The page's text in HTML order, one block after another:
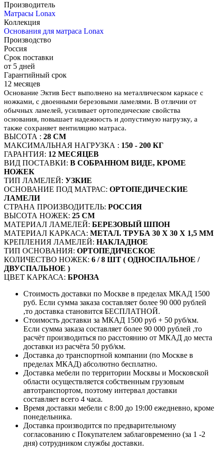
Производитель
Матрасы Lonax
Коллекция
Основания для матраса Lonax
Производство
Россия
Срок поставки
от 5 дней
Гарантийный срок
12 месяцев
Основание Эктив Бест выполнено на металлическом каркасе с
ножками, с двоенными березовыми ламелями. В отличии от
обычных ламелей, усиливает ортопедические свойства
основания, повышает надежность и допустимую нагрузку, а
также сохраняет вентиляцию матраса.
ВЫСОТА : 28 СМ
МАКСИМАЛЬНАЯ НАГРУЗКА : 150 - 200 КГ
ГАРАНТИЯ: 12 МЕСЯЦЕВ
ВИД ПОСТАВКИ: В СОБРАННОМ ВИДЕ, КРОМЕ
НОЖЕК
ТИП ЛАМЕЛЕЙ: УЗКИЕ
ОСНОВАНИЕ ПОД МАТРАС: ОРТОПЕДИЧЕСКИЕ
ЛАМЕЛИ
СТРАНА ПРОИЗВОДИТЕЛЬ: РОССИЯ
ВЫСОТА НОЖЕК: 25 СМ
МАТЕРИАЛ ЛАМЕЛЕЙ: БЕРЕЗОВЫЙ ШПОН
МАТЕРИАЛ КАРКАСА: МЕТАЛ. ТРУБА 30 Х 30 Х 1,5 ММ
КРЕПЛЕНИЯ ЛАМЕЛЕЙ: НАКЛАДНОЕ
ТИП ОСНОВАНИЯ: ОРТОПЕДИЧЕСКОЕ
КОЛИЧЕСТВО НОЖЕК: 6 / 8 ШТ ( ОДНОСПАЛЬНОЕ /
ДВУСПАЛЬНОЕ )
ЦВЕТ КАРКАСА: БРОНЗА
Стоимость доставки по Москве в пределах МКАД 1500
руб. Если сумма заказа составляет более 90 000 рублей
,то доставка становится БЕСПЛАТНОЙ.
Стоимость доставки за МКАД 1500 руб + 50 руб/км.
Если сумма заказа составляет более 90 000 рублей ,то
расчёт производиться по расстоянию от МКАД до места
доставки из расчёта 50 руб/км.
Доставка до транспортной компании (по Москве в
пределах МКАД) абсолютно бесплатно.
Доставка мебели по территории Москвы и Московской
области осуществляется собственным грузовым
автотранспортом, поэтому интервал доставки
составляет всего 4 часа.
Время доставки мебели с 8:00 до 19:00 ежедневно, кроме
понедельника.
Доставка производится по предварительному
согласованию с Покупателем заблаговременно (за 1 -2
дня) сотрудником службы доставки.